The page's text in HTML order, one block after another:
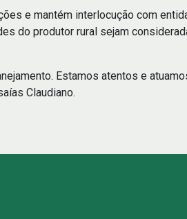
e mantém interlocução com
do produtor rural sejam
Estamos atentos e
Claudiano.